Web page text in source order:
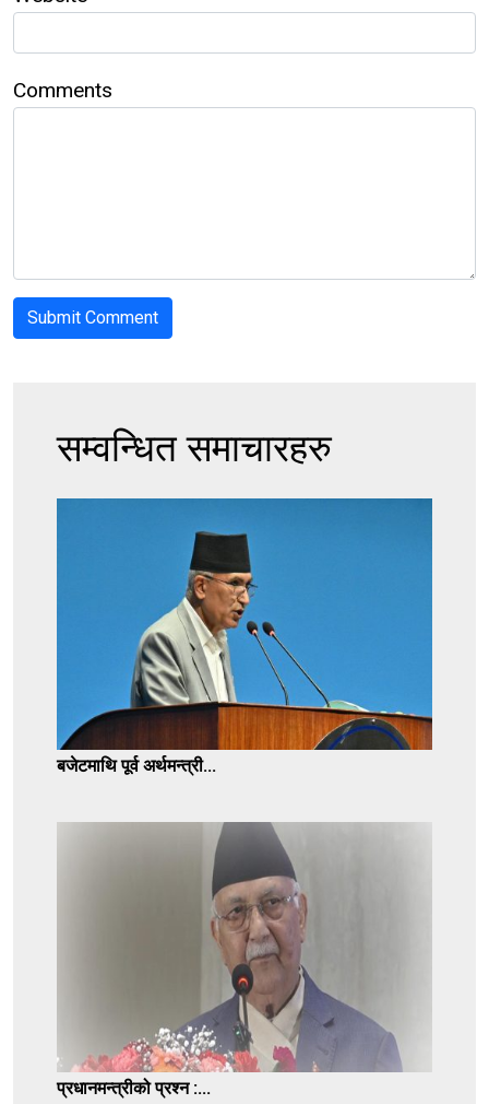
Comments
सम्वन्धित समाचारहरु
बजेटमाथि पूर्व अर्थमन्त्री...
प्रधानमन्त्रीको प्रश्न :...